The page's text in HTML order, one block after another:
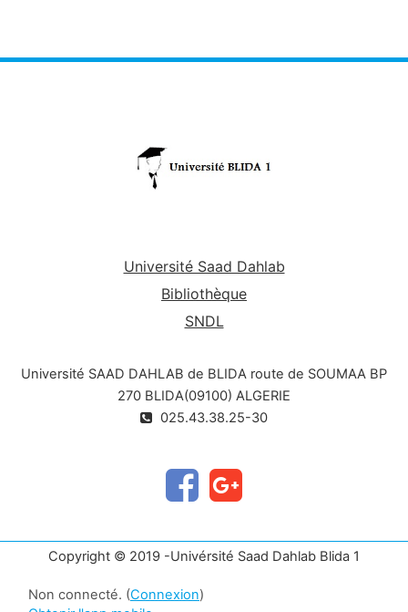
Université Saad Dahlab
Bibliothèque
SNDL
Université SAAD DAHLAB de BLIDA route de SOUMAA BP
270 BLIDA(09100) ALGERIE
025.43.38.25-30
Copyright © 2019 -Univérsité Saad Dahlab Blida 1
Non connecté. (Connexion)